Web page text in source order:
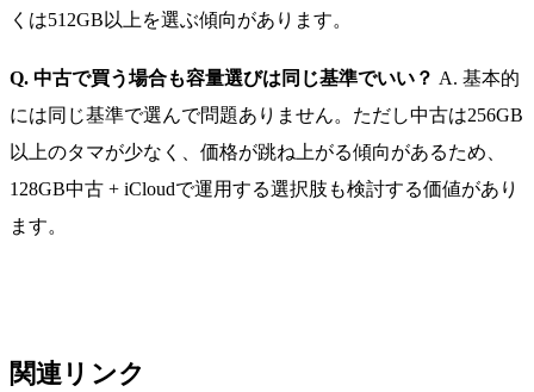
くは512GB以上を選ぶ傾向があります。
Q. 中古で買う場合も容量選びは同じ基準でいい？ A. 基本的
には同じ基準で選んで問題ありません。ただし中古は256GB
以上のタマが少なく、価格が跳ね上がる傾向があるため、
128GB中古 + iCloudで運用する選択肢も検討する価値があり
ます。
関連リンク